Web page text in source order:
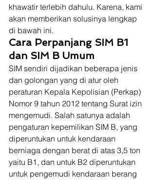
khawatir terlebih dahulu. Karena, kami
akan memberikan solusinya lengkap
di bawah ini.
Cara Perpanjang SIM B1
dan SIM B Umum
SIM sendiri dijadikan beberapa jenis
dan golongan yang di atur oleh
peraturan Kepala Kepolisian (Perkap)
Nomor 9 tahun 2012 tentang Surat izin
mengemudi. Salah satunya adalah
pengaturan kepemilikan SIM B, yang
diperuntukan untuk kendaraan
berniaga dengan berat di atas 3,5 ton
yaitu B1, dan untuk B2 diperuntukan
untuk pengemudi kendaraan berang